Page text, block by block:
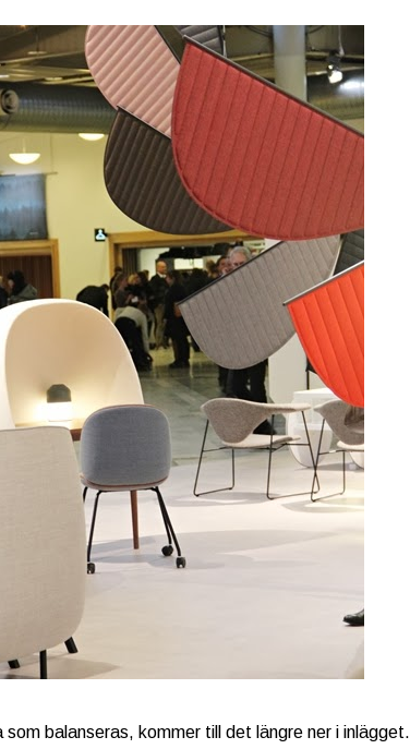
som balanseras, kommer till det längre ner i inlägget.